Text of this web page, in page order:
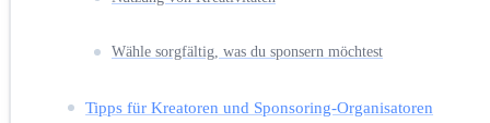
Wähle sorgfältig, was du sponsern möchtest
Tipps für Kreatoren und Sponsoring-Organisatoren